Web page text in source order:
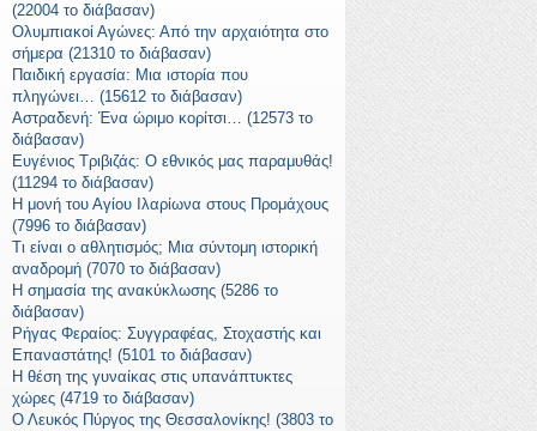
(22004 το διάβασαν)
Ολυμπιακοί Αγώνες: Από την αρχαιότητα στο
σήμερα (21310 το διάβασαν)
Παιδική εργασία: Μια ιστορία που
πληγώνει… (15612 το διάβασαν)
Αστραδενή: Ένα ώριμο κορίτσι… (12573 το
διάβασαν)
Ευγένιος Τριβιζάς: Ο εθνικός μας παραμυθάς!
(11294 το διάβασαν)
Η μονή του Αγίου Ιλαρίωνα στους Προμάχους
(7996 το διάβασαν)
Τι είναι ο αθλητισμός; Μια σύντομη ιστορική
αναδρομή (7070 το διάβασαν)
Η σημασία της ανακύκλωσης (5286 το
διάβασαν)
Ρήγας Φεραίος: Συγγραφέας, Στοχαστής και
Επαναστάτης! (5101 το διάβασαν)
Η θέση της γυναίκας στις υπανάπτυκτες
χώρες (4719 το διάβασαν)
Ο Λευκός Πύργος της Θεσσαλονίκης! (3803 το